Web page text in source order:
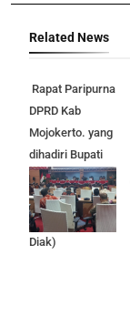
Related News
Rapat Paripurna
DPRD Kab
Mojokerto. yang
dihadiri Bupati
Mojokerto
Muhamad Al
Barra. (foto:
Diak)